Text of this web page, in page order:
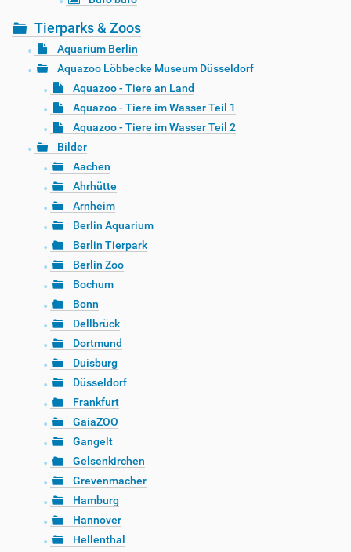
Tierparks & Zoos
Aquarium Berlin
Aquazoo Löbbecke Museum Düsseldorf
Aquazoo - Tiere an Land
Aquazoo - Tiere im Wasser Teil 1
Aquazoo - Tiere im Wasser Teil 2
Bilder
Aachen
Ahrhütte
Arnheim
Berlin Aquarium
Berlin Tierpark
Berlin Zoo
Bochum
Bonn
Dellbrück
Dortmund
Duisburg
Düsseldorf
Frankfurt
GaiaZOO
Gangelt
Gelsenkirchen
Grevenmacher
Hamburg
Hannover
Hellenthal